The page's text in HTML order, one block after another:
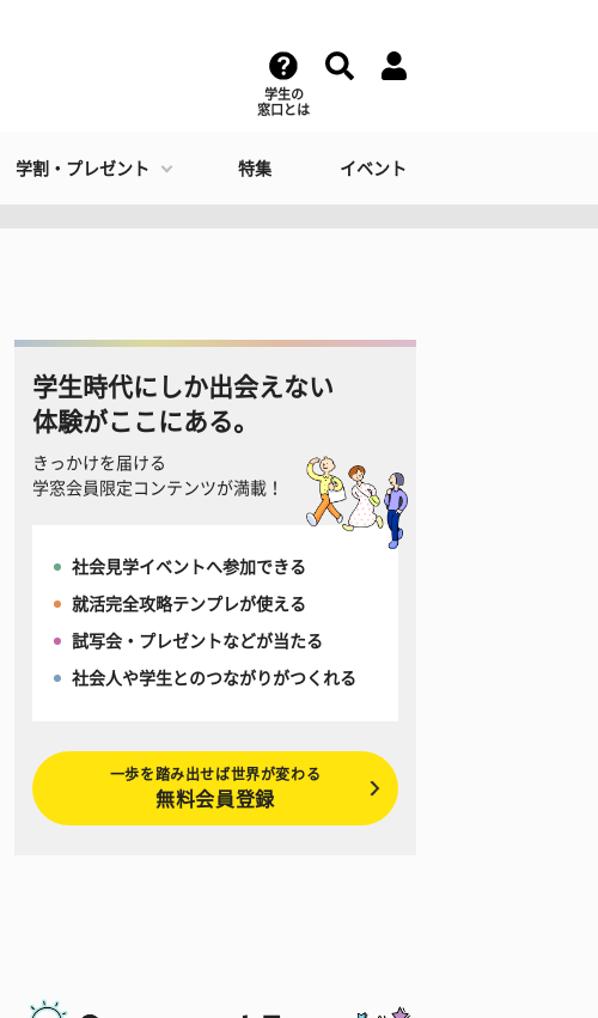
学生の
窓口とは
学割・プレゼント 特集 イベント
学生時代にしか出会えない
体験がここにある。
きっかけを届ける
学窓会員限定コンテンツが満載！
社会見学イベントへ参加できる
就活完全攻略テンプレが使える
試写会・プレゼントなどが当たる
社会人や学生とのつながりがつくれる
一歩を踏み出せば世界が変わる
無料会員登録